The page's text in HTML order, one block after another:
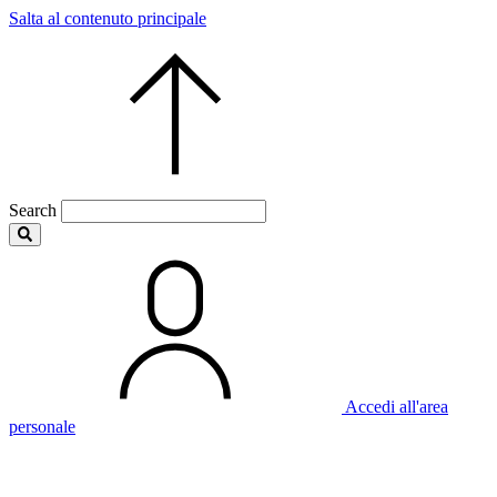
Salta al contenuto principale
Search
Accedi all'area
personale